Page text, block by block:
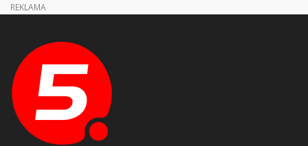
REKLAMA